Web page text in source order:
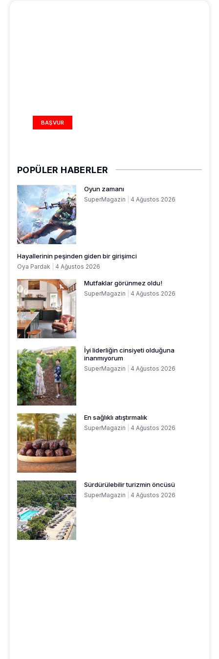
BAŞVUR
POPÜLER HABERLER
Oyun zamanı
SuperMagazin 4 Ağustos 2026
Hayallerinin peşinden giden bir girişimci
Oya Pardak 4 Ağustos 2026
Mutfaklar görünmez oldu!
SuperMagazin 4 Ağustos 2026
İyi liderliğin cinsiyeti olduğuna
inanmıyorum
SuperMagazin 4 Ağustos 2026
En sağlıklı atıştırmalık
SuperMagazin 4 Ağustos 2026
Sürdürülebilir turizmin öncüsü
SuperMagazin 4 Ağustos 2026